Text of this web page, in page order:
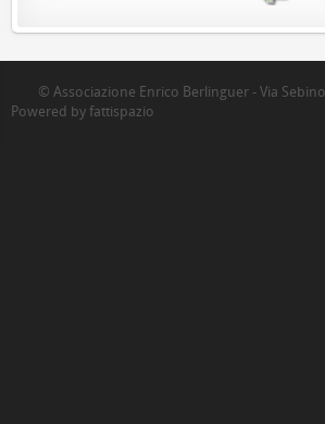
© Associazione Enrico Berlinguer - Via
Powered by fattispazio